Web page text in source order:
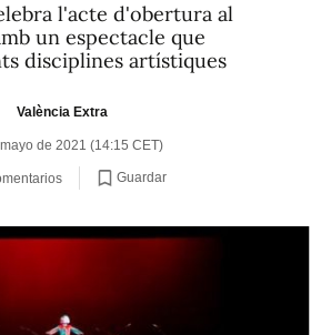
l'acte d'obertura al
un espectacle que
disciplines artístiques
València Extra
de 2021 (14:15 CET)
Guardar